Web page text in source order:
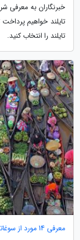
خبرنگاران به معرفی
تایلند خواهیم
تایلند را انتخاب کنید.
معرفی 14 مورد از سوغاتی های محبوب تایلند